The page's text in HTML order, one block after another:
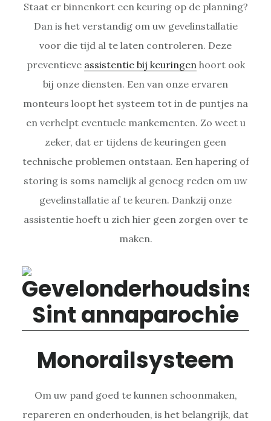
Staat er binnenkort een keuring op de planning?
Dan is het verstandig om uw gevelinstallatie
voor die tijd al te laten controleren. Deze
preventieve assistentie bij keuringen hoort ook
bij onze diensten. Een van onze ervaren
monteurs loopt het systeem tot in de puntjes na
en verhelpt eventuele mankementen. Zo weet u
zeker, dat er tijdens de keuringen geen
technische problemen ontstaan. Een hapering of
storing is soms namelijk al genoeg reden om uw
gevelinstallatie af te keuren. Dankzij onze
assistentie hoeft u zich hier geen zorgen over te
maken.
Monorailsysteem
Om uw pand goed te kunnen schoonmaken,
repareren en onderhouden, is het belangrijk, dat